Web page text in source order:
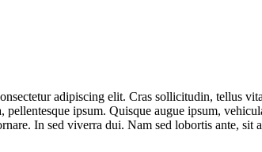
adipiscing elit. Cras sollicitudin, tellus
ipsum. Quisque augue ipsum,
In sed viverra dui. Nam sed lobortis ante,